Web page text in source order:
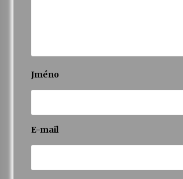
Jméno
E-mail